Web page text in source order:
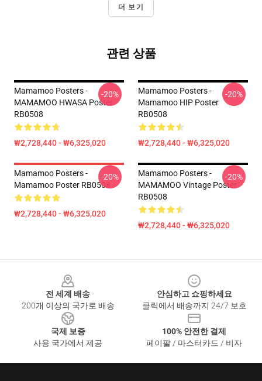
더 보기
관련 상품
Mamamoo Posters -
MAMAMOO HWASA Poster
RB0508
₩2,728,440 - ₩6,325,020
-20%
Mamamoo Posters -
Mamamoo HIP Poster
RB0508
₩2,728,440 - ₩6,325,020
-20%
Mamamoo Posters -
Mamamoo Poster RB0508
₩2,728,440 - ₩6,325,020
-20%
Mamamoo Posters -
MAMAMOO Vintage Poster
RB0508
₩2,728,440 - ₩6,325,020
-20%
전 세계 배송
200개 이상의 국가로 배송
안심하고 쇼핑하세요
클릭에서 배송까지 24/7 보호
국제 보증
사용 국가에서 제공
100% 안전한 결제
페이팔 / 마스터카드 / 비자